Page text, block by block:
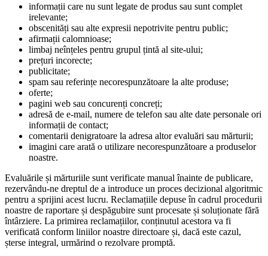
informații care nu sunt legate de produs sau sunt complet
irelevante;
obscenități sau alte expresii nepotrivite pentru public;
afirmații calomnioase;
limbaj neînțeles pentru grupul țintă al site-ului;
prețuri incorecte;
publicitate;
spam sau referințe necorespunzătoare la alte produse;
oferte;
pagini web sau concurenți concreți;
adresă de e-mail, numere de telefon sau alte date personale ori
informații de contact;
comentarii denigratoare la adresa altor evaluări sau mărturii;
imagini care arată o utilizare necorespunzătoare a produselor
noastre.
Evaluările și mărturiile sunt verificate manual înainte de publicare,
rezervându-ne dreptul de a introduce un proces decizional algoritmic
pentru a sprijini acest lucru. Reclamațiile depuse în cadrul procedurii
noastre de raportare și despăgubire sunt procesate și soluționate fără
întârziere. La primirea reclamațiilor, conținutul acestora va fi
verificată conform liniilor noastre directoare și, dacă este cazul,
șterse integral, urmărind o rezolvare promptă.